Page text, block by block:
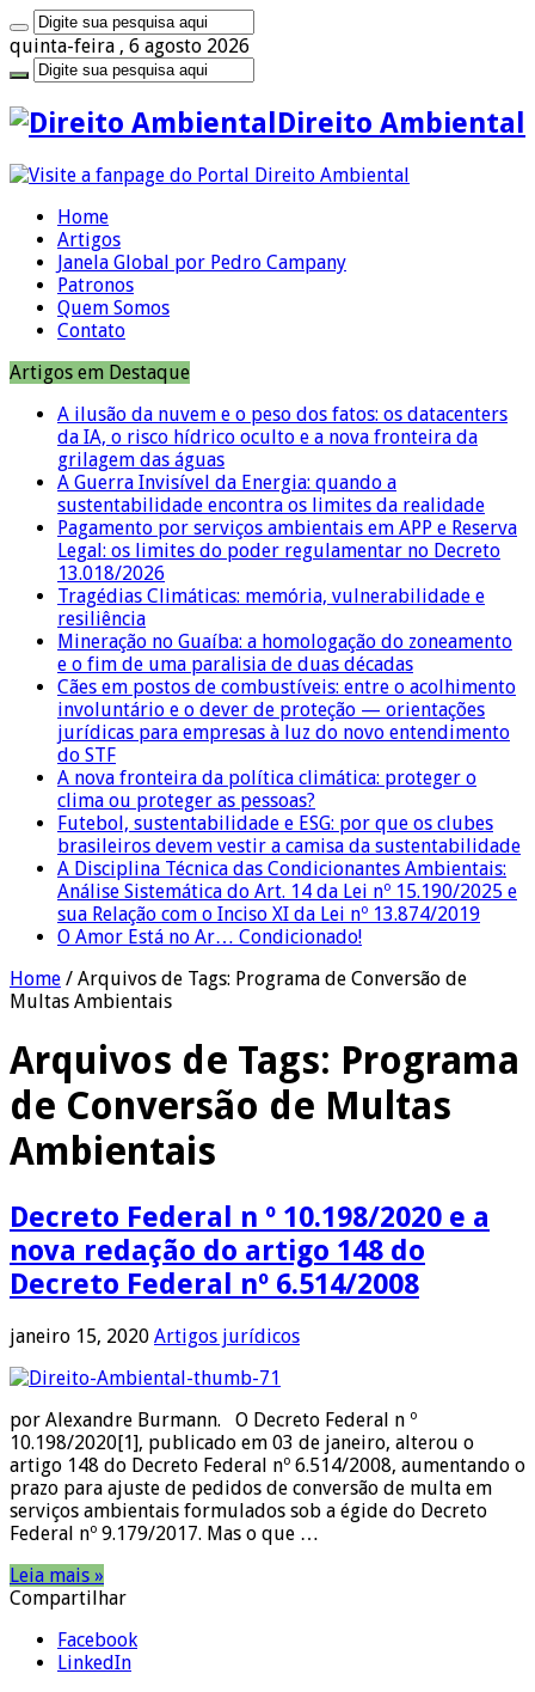
quinta-feira , 6 agosto 2026
Direito Ambiental
Home
Artigos
Janela Global por Pedro Campany
Patronos
Quem Somos
Contato
Artigos em Destaque
A ilusão da nuvem e o peso dos fatos: os datacenters
da IA, o risco hídrico oculto e a nova fronteira da
grilagem das águas
A Guerra Invisível da Energia: quando a
sustentabilidade encontra os limites da realidade
Pagamento por serviços ambientais em APP e Reserva
Legal: os limites do poder regulamentar no Decreto
13.018/2026
Tragédias Climáticas: memória, vulnerabilidade e
resiliência
Mineração no Guaíba: a homologação do zoneamento
e o fim de uma paralisia de duas décadas
Cães em postos de combustíveis: entre o acolhimento
involuntário e o dever de proteção — orientações
jurídicas para empresas à luz do novo entendimento
do STF
A nova fronteira da política climática: proteger o
clima ou proteger as pessoas?
Futebol, sustentabilidade e ESG: por que os clubes
brasileiros devem vestir a camisa da sustentabilidade
A Disciplina Técnica das Condicionantes Ambientais:
Análise Sistemática do Art. 14 da Lei nº 15.190/2025 e
sua Relação com o Inciso XI da Lei nº 13.874/2019
O Amor Está no Ar… Condicionado!
Home / Arquivos de Tags: Programa de Conversão de
Multas Ambientais
Arquivos de Tags: Programa
de Conversão de Multas
Ambientais
Decreto Federal n º 10.198/2020 e a
nova redação do artigo 148 do
Decreto Federal nº 6.514/2008
janeiro 15, 2020 Artigos jurídicos
por Alexandre Burmann. O Decreto Federal n º
10.198/2020[1], publicado em 03 de janeiro, alterou o
artigo 148 do Decreto Federal nº 6.514/2008, aumentando o
prazo para ajuste de pedidos de conversão de multa em
serviços ambientais formulados sob a égide do Decreto
Federal nº 9.179/2017. Mas o que …
Leia mais »
Compartilhar
Facebook
LinkedIn